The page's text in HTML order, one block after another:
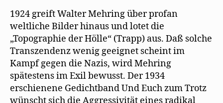
1924 greift Walter Mehring über profan
weltliche Bilder hinaus und lotet die
„Topographie der Hölle“ (Trapp) aus. Daß solche
Transzendenz wenig geeignet scheint im
Kampf gegen die Nazis, wird Mehring
spätestens im Exil bewusst. Der 1934
erschienene Gedichtband Und Euch zum Trotz